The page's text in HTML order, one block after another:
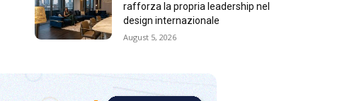
rafforza la propria leadership nel
design internazionale
August 5, 2026